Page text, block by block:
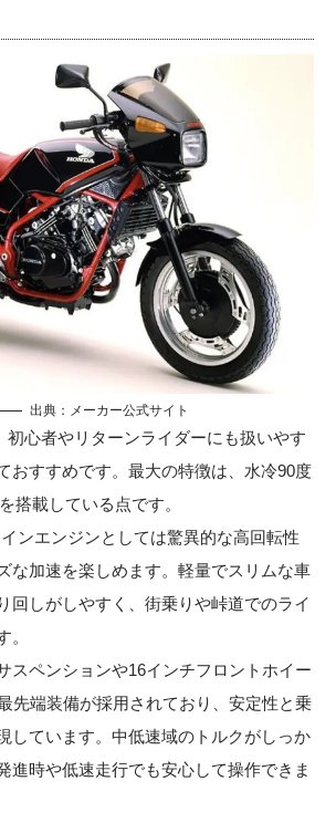
出典：メーカー公式サイト
初心者やリターンライダーにも扱いやす
おすすめです。最大の特徴は、水冷90度
搭載している点です。
ンエンジンとしては驚異的な高回転性
な加速を楽しめます。軽量でスリムな車
回しがしやすく、街乗りや峠道でのライ
。
スペンションや16インチフロントホイー
先端装備が採用されており、安定性と乗
しています。中低速域のトルクがしっか
進時や低速走行でも安心して操作できま